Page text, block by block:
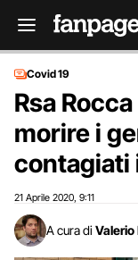
Covid 19
Rsa
morire i
contagiati
21 Aprile 2020 9:11
A cura di Valerio